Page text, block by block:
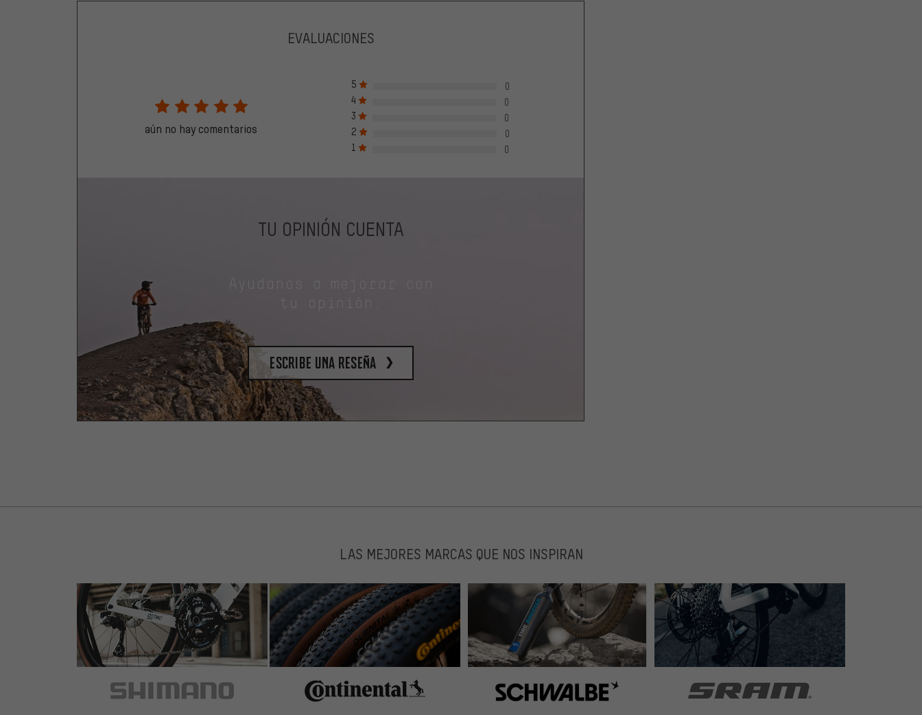
EVALUACIONES
aún no hay comentarios
5
0
4
0
3
0
2
0
1
0
TU OPINIÓN CUENTA
tu opinión.
escribe una reseña
LAS MEJORES MARCAS QUE NOS INSPIRAN